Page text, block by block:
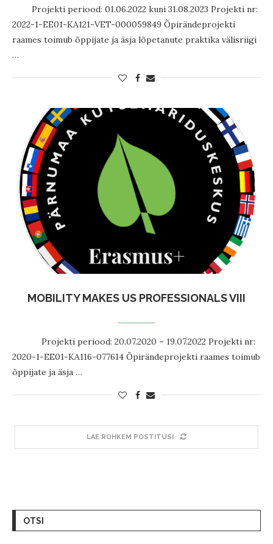
Projekti periood: 01.06.2022 kuni 31.08.2023 Projekti nr:
2022-1-EE01-KA121-VET-000059849 Õpirändeprojekti
raames toimub õppijate ja äsja lõpetanute praktika välisriigi
…
MOBILITY MAKES US PROFESSIONALS VIII
Projekti periood: 20.07.2020 – 19.07.2022 Projekti nr:
2020-1-EE01-KA116-077614 Õpirändeprojekti raames toimub
õppijate ja äsja …
LAE ROHKEM POSTITUSI
OTSI